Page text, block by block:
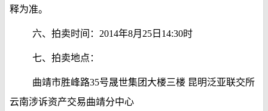
释为准。
六、拍卖时间：2014年8月25日14:30时
七、拍卖地点：
曲靖市胜峰路35号晟世集团大楼三楼 昆明泛亚联交所
云南涉诉资产交易曲靖分中心